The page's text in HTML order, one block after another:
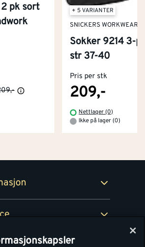
pk sort
+ 5 VARIANTER
SNICKERS WORKWEAR
Sokker 9214 3-
str 37-40
Pris per stk
209,-
Nettlager (0)
Ikke på lager (0)
og åpningstider